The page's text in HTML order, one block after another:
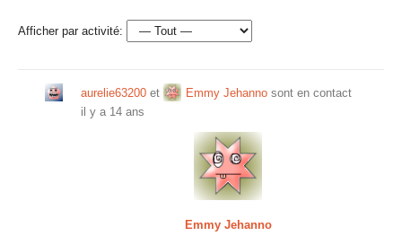
Afficher par activité:
aurelie63200 et Emmy Jehanno sont en contact
il y a 14 ans
Emmy Jehanno